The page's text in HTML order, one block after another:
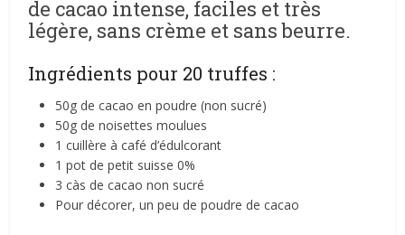
de cacao intense, faciles et très
légère, sans crème et sans beurre.
Ingrédients pour 20 truffes :
50g de cacao en poudre (non sucré)
50g de noisettes moulues
1 cuillère à café d’édulcorant
1 pot de petit suisse 0%
3 càs de cacao non sucré
Pour décorer, un peu de poudre de cacao